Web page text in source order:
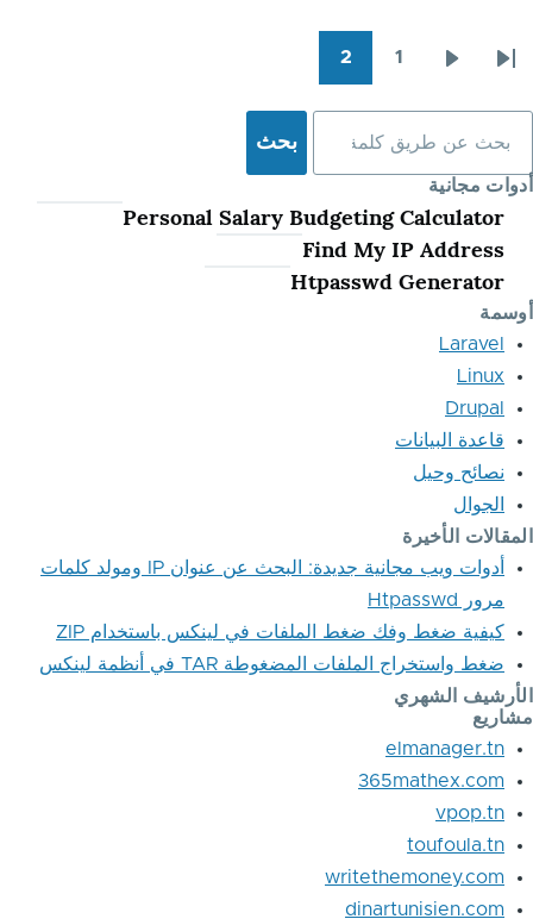
!
الصفحة
مجانية
Personal Salary Budgeting Calculator
Find My IP Address
Htpasswd Generator
Laravel
Linux
Drupal
قاعدة البيانات
نصائح وحيل
الجوال
الأخيرة
أدوات ويب مجانية جديدة: البحث عن عنوان IP ومولد كلمات
مرور Htpasswd
كيفية ضغط وفك ضغط الملفات في لينكس باستخدام ZIP
ضغط واستخراج الملفات المضغوطة TAR في أنظمة لينكس
الشهري
elmanager.tn
365mathex.com
vpop.tn
toufoula.tn
writethemoney.com
dinartunisien.com